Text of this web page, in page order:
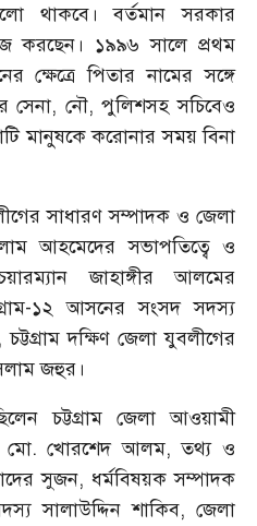
থাকবে। বর্তমান সরকার
করছেন। ১৯৯৬ সালে প্রথম
ক্ষেত্রে পিতার নামের সঙ্গে
সেনা, নৌ, পুলিশসহ সচিবেও
মানুষকে করোনার সময় বিনা
সাধারণ সম্পাদক ও জেলা
আহমেদের সভাপতিত্বে ও
জাহাঙ্গীর আলমের
১২ আসনের সংসদ সদস্য
দক্ষিণ জেলা যুবলীগের
জহুর।
চট্টগ্রাম জেলা আওয়ামী
মো. খোরশেদ আলম, তথ্য ও
সুজন, ধর্মবিষয়ক সম্পাদক
সালাউদ্দিন শাকিব, জেলা